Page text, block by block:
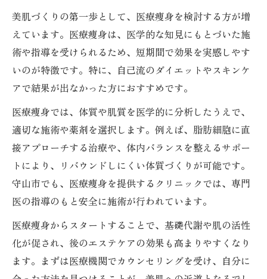
美肌づくりの第一歩として、医療痩身を検討する方が増
えています。医療痩身は、医学的な知見にもとづいた施
術や指導を受けられるため、短期間で効果を実感しやす
いのが特徴です。特に、自己流のダイエットやスキンケ
アで結果が出なかった方におすすめです。
医療痩身では、体質や肌質を医学的に分析したうえで、
適切な施術や薬剤を選択します。例えば、脂肪細胞に直
接アプローチする治療や、体内バランスを整えるサポー
トにより、リバウンドしにくい体質づくりが可能です。
守山市でも、医療痩身を提供するクリニックでは、専門
医の指導のもと安全に施術が行われています。
医療痩身からスタートすることで、基礎代謝や肌の活性
化が促され、後のエステケアの効果も高まりやすくなり
ます。まずは医療機関でカウンセリングを受け、自分に